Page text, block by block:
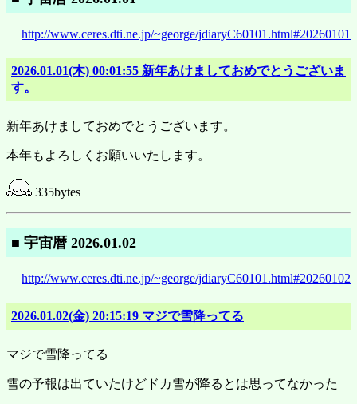
http://www.ceres.dti.ne.jp/~george/jdiaryC60101.html#20260101
2026.01.01(木) 00:01:55 新年あけましておめでとうございま
す。
新年あけましておめでとうございます。
本年もよろしくお願いいたします。
335bytes
■ 宇宙暦 2026.01.02
http://www.ceres.dti.ne.jp/~george/jdiaryC60101.html#20260102
2026.01.02(金) 20:15:19 マジで雪降ってる
マジで雪降ってる
雪の予報は出ていたけどドカ雪が降るとは思ってなかった